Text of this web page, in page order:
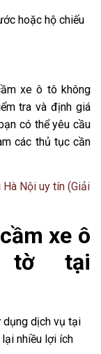
hoặc hộ chiếu
xe ô tô không
tra và định giá
có thể yêu cầu
các thủ tục cần
Nội uy tín (Giải
xe ô
tờ tại
dụng dịch vụ tại
nhiều lợi ích